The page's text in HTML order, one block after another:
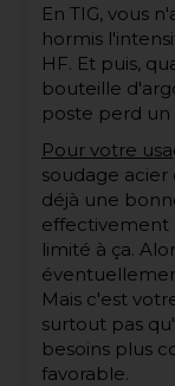
En TIG, vous
hormis
HF. Et puis,
bouteille
poste perd un
Pour votre
soudage
déjà une
effectivement
limité à ça.
Mais c'est
surtout pas
besoins plus
favorable.